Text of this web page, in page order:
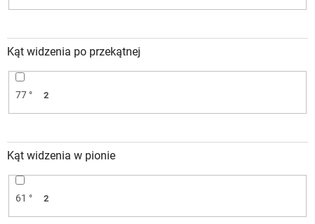
Kąt widzenia po przekątnej
77 ° 2
Kąt widzenia w pionie
61 ° 2